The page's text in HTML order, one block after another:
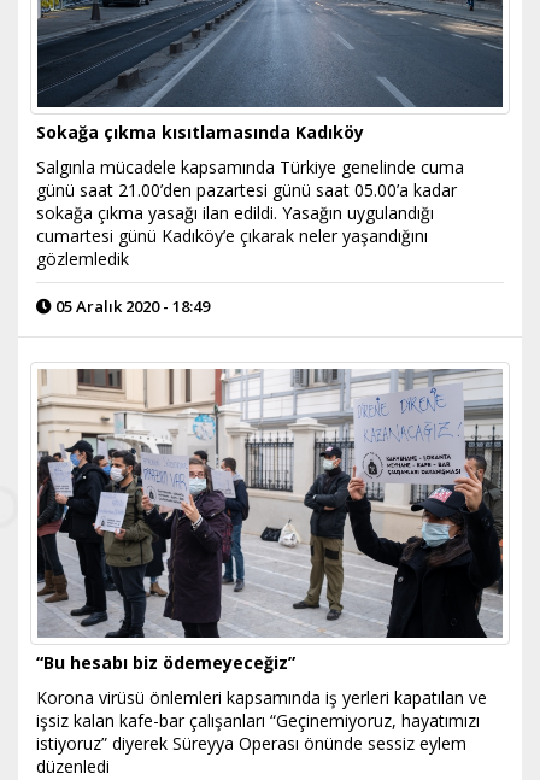
Sokağa çıkma kısıtlamasında Kadıköy
Salgınla mücadele kapsamında Türkiye genelinde cuma
günü saat 21.00’den pazartesi günü saat 05.00’a kadar
sokağa çıkma yasağı ilan edildi. Yasağın uygulandığı
cumartesi günü Kadıköy’e çıkarak neler yaşandığını
gözlemledik
05 Aralık 2020 - 18:49
“Bu hesabı biz ödemeyeceğiz”
Korona virüsü önlemleri kapsamında iş yerleri kapatılan ve
işsiz kalan kafe-bar çalışanları “Geçinemiyoruz, hayatımızı
istiyoruz” diyerek Süreyya Operası önünde sessiz eylem
düzenledi